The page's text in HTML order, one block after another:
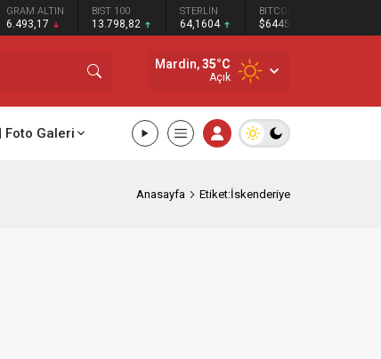
GRAM ALTIN
6.493,17
BIST 100
13.798,82
STERLİN
64,1604
BITCOIN
$64451
Mardin,35°C
Açık
Foto Galeri
Anasayfa Etiket:İskenderiye